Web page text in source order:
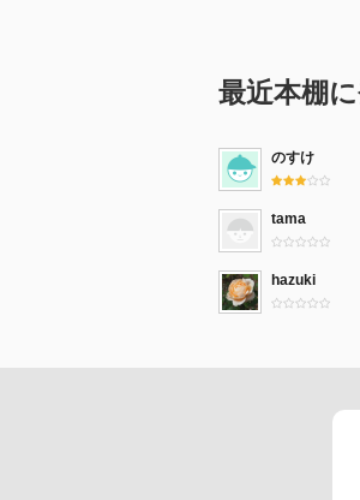
最近本棚
のすけ
tama
hazuki